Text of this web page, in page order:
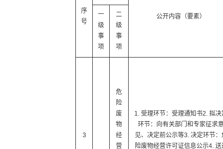
序
号
公开内容（要素）
一
级
事
项
二
级
事
项
3
危
险
废
物
经
营
1. 受理环节：受理通知书2. 拟决
环节：向有关部门和专家征求
见、决定前公示等3. 决定环节：
险废物经营许可证信息公示4. 送